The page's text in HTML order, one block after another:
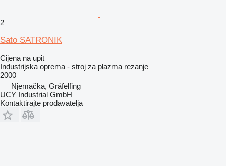
2
Sato SATRONIK
Cijena na upit
Industrijska oprema - stroj za plazma rezanje
2000
Njemačka, Gräfelfing
UCY Industrial GmbH
Kontaktirajte prodavatelja